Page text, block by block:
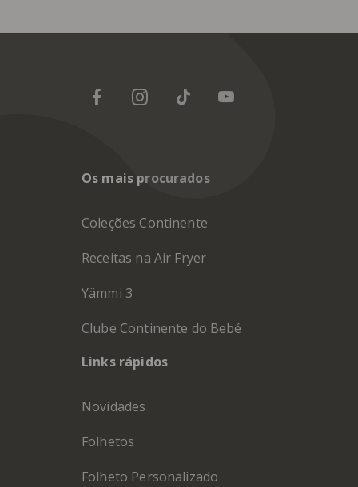
Os mais procurados
Coleções Continente
Receitas na Air Fryer
Yämmi 3
Clube Continente do Bebé
Links rápidos
Novidades
Folhetos
Folheto Personalizado